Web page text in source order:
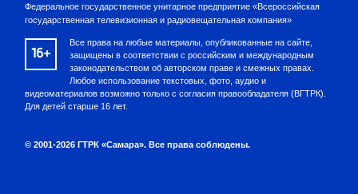
Федеральное государственное унитарное предприятие «Всероссийская
государственная телевизионная и радиовещательная компания»
16+
Все права на любые материалы, опубликованные на сайте,
защищены в соответствии с российским и международным
законодательством об авторском праве и смежных правах.
Любое использование текстовых, фото, аудио и
видеоматериалов возможно только с согласия правообладателя (ВГТРК).
Для детей старше 16 лет.
© 2001-2026 ГТРК «Самара». Все права соблюдены.